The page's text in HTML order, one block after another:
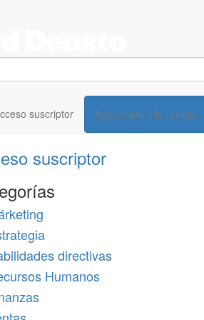
suscriptor Suscríbete a la revista
a Harvard Deusto
suscriptor
directivas
Humanos